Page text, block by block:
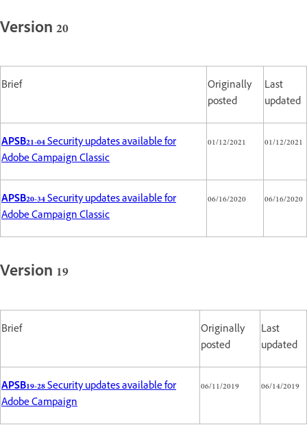
Version 20
Brief
Originally
posted
Last
updated
APSB21-04Security updates available for
Adobe Campaign Classic
01/12/2021 01/12/2021
APSB20-34Security updates available for
Adobe Campaign Classic
06/16/2020 06/16/2020
Version 19
Brief
Originally
posted
Last
updated
APSB19-28Security updates available for
Adobe Campaign
06/11/2019 06/14/2019